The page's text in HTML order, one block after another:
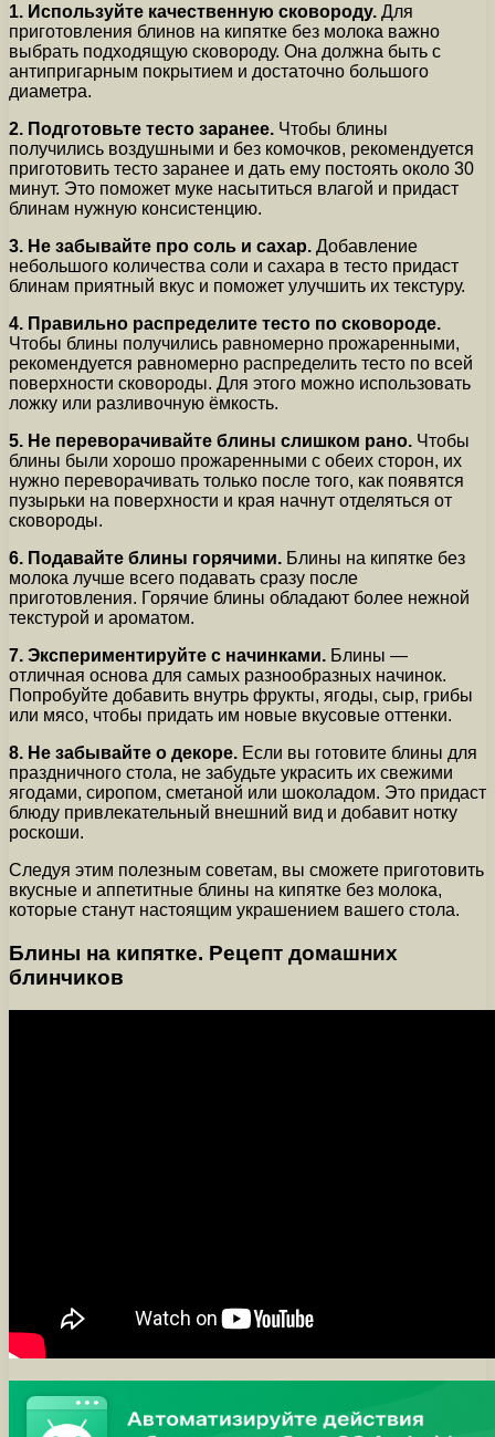
1. Используйте качественную сковороду. Для
приготовления блинов на кипятке без молока важно
выбрать подходящую сковороду. Она должна быть с
антипригарным покрытием и достаточно большого
диаметра.
2. Подготовьте тесто заранее. Чтобы блины
получились воздушными и без комочков, рекомендуется
приготовить тесто заранее и дать ему постоять около 30
минут. Это поможет муке насытиться влагой и придаст
блинам нужную консистенцию.
3. Не забывайте про соль и сахар. Добавление
небольшого количества соли и сахара в тесто придаст
блинам приятный вкус и поможет улучшить их текстуру.
4. Правильно распределите тесто по сковороде.
Чтобы блины получились равномерно прожаренными,
рекомендуется равномерно распределить тесто по всей
поверхности сковороды. Для этого можно использовать
ложку или разливочную ёмкость.
5. Не переворачивайте блины слишком рано. Чтобы
блины были хорошо прожаренными с обеих сторон, их
нужно переворачивать только после того, как появятся
пузырьки на поверхности и края начнут отделяться от
сковороды.
6. Подавайте блины горячими. Блины на кипятке без
молока лучше всего подавать сразу после
приготовления. Горячие блины обладают более нежной
текстурой и ароматом.
7. Экспериментируйте с начинками. Блины —
отличная основа для самых разнообразных начинок.
Попробуйте добавить внутрь фрукты, ягоды, сыр, грибы
или мясо, чтобы придать им новые вкусовые оттенки.
8. Не забывайте о декоре. Если вы готовите блины для
праздничного стола, не забудьте украсить их свежими
ягодами, сиропом, сметаной или шоколадом. Это придаст
блюду привлекательный внешний вид и добавит нотку
роскоши.
Следуя этим полезным советам, вы сможете приготовить
вкусные и аппетитные блины на кипятке без молока,
которые станут настоящим украшением вашего стола.
Блины на кипятке. Рецепт домашних
блинчиков